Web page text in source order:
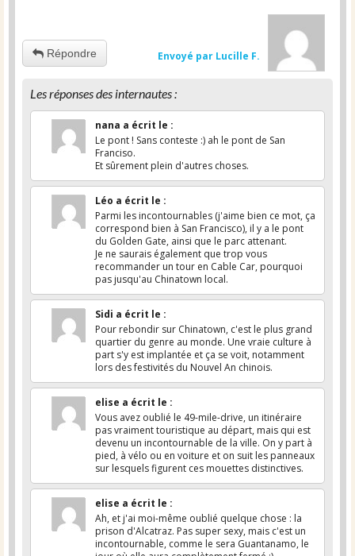
Envoyé par Lucille F.
Répondre
Les réponses des internautes :
nana a écrit le :
Le pont ! Sans conteste :) ah le pont de San
Franciso.
Et sûrement plein d'autres choses.
Léo a écrit le :
Parmi les incontournables (j'aime bien ce mot, ça
correspond bien à San Francisco), il y a le pont
du Golden Gate, ainsi que le parc attenant.
Je ne saurais également que trop vous
recommander un tour en Cable Car, pourquoi
pas jusqu'au Chinatown local.
Sidi a écrit le :
Pour rebondir sur Chinatown, c'est le plus grand
quartier du genre au monde. Une vraie culture à
part s'y est implantée et ça se voit, notamment
lors des festivités du Nouvel An chinois.
elise a écrit le :
Vous avez oublié le 49-mile-drive, un itinéraire
pas vraiment touristique au départ, mais qui est
devenu un incontournable de la ville. On y part à
pied, à vélo ou en voiture et on suit les panneaux
sur lesquels figurent ces mouettes distinctives.
elise a écrit le :
Ah, et j'ai moi-même oublié quelque chose : la
prison d'Alcatraz. Pas super sexy, mais c'est un
incontournable, comme le sera Guantanamo, le